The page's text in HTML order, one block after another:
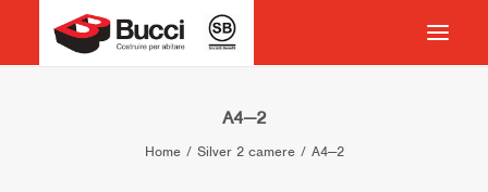
COSTRUIRE PER ABITARE
A4—2
Home Silver 2 camere A4—2